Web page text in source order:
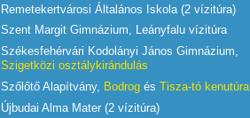
Remetekertvárosi Általános Iskola (2 vízitúra)
Szent Margit Gimnázium, Leányfalu vízitúra
Székesfehérvári Kodolányi János Gimnázium,
Szigetközi osztálykirándulás
Szőlőtő Alapítvány, Bodrog és Tisza-tó kenutúra
Újbudai Alma Mater (2 vízitúra)